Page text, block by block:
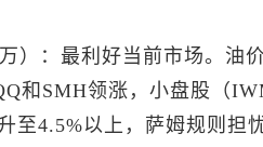
）：最利好当前市场。油
和SMH领涨，小盘股（
至4.5%以上，萨姆规则担